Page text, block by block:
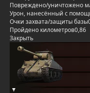
Повреждено/уничтожено
Урон, нанесённый с
Очки захвата/защиты базы
Пройдено километров0,86
Закрыть